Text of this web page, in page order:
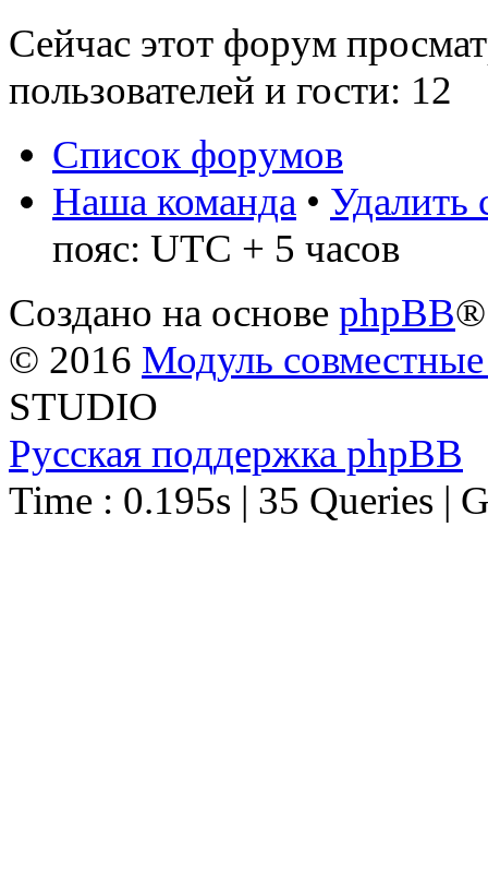
Сейчас этот форум
пользователей и гости: 12
Список форумов
Наша команда • Удалить
пояс: UTC + 5 часов
Создано на основе phpBB®
© 2016 Модуль
STUDIO
Русская поддержка phpBB
Time : 0.195s | 35 Queries |